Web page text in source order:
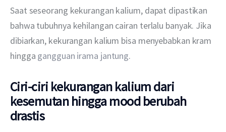
Saat seseorang kekurangan kalium, dapat dipastikan
bahwa tubuhnya kehilangan cairan terlalu banyak. Jika
dibiarkan, kekurangan kalium bisa menyebabkan kram
hingga gangguan irama jantung.
Ciri-ciri kekurangan kalium dari
kesemutan hingga mood berubah
drastis